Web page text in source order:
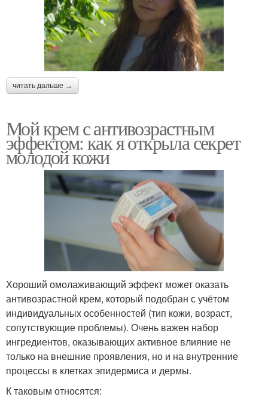
читать дальше →
Мой крем с антивозрастным
эффектом: как я открыла секрет
молодой кожи
Хороший омолаживающий эффект может оказать
антивозрастной крем, который подобран с учётом
индивидуальных особенностей (тип кожи, возраст,
сопутствующие проблемы). Очень важен набор
ингредиентов, оказывающих активное влияние не
только на внешние проявления, но и на внутренние
процессы в клетках эпидермиса и дермы.
К таковым относятся: